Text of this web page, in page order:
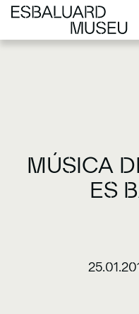
MÚSICA
ES